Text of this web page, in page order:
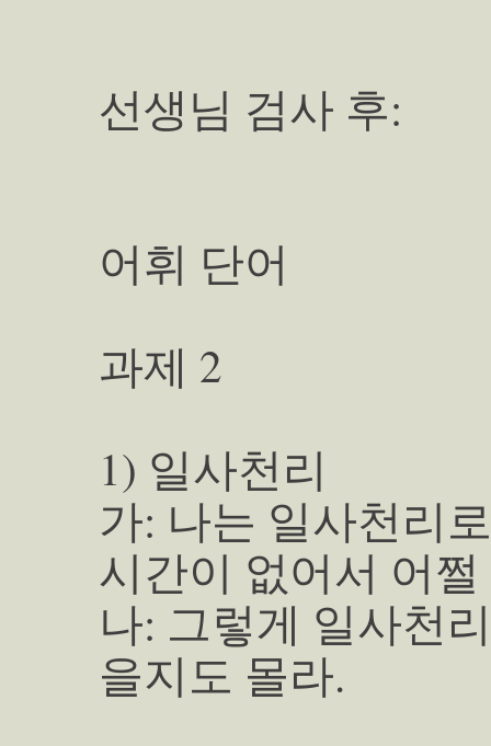
선생님 검사 후:
어휘 단어
과제 2
1) 일사천리
가: 나는 일사천리
시간이 없어서 어
나: 그렇게 일사천
을지도 몰라.